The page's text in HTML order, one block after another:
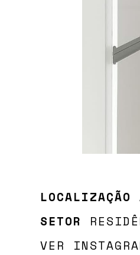
LOCALIZAÇÃO
SETOR
VER